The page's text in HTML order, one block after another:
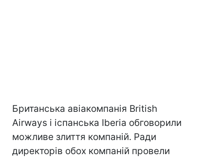
Британська авіакомпанія British
Airways і іспанська Iberia обговорили
можливе злиття компаній. Ради
директорів обох компаній провели